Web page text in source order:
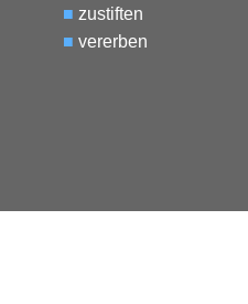
■ zustiften
■ vererben